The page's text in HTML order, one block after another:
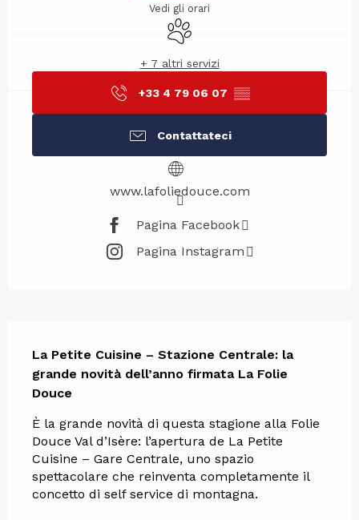
Vedi gli orari
Animali ammessi
+ 7 altri servizi
+33 4 79 06 07 ▒▒
Contattateci
www.lafoliedouce.com
Pagina Facebook
Pagina Instagram
La Petite Cuisine – Stazione Centrale: la
grande novità dell’anno firmata La Folie
Douce
È la grande novità di questa stagione alla Folie
Douce Val d’Isère: l’apertura de La Petite
Cuisine – Gare Centrale, uno spazio
spettacolare che reinventa completamente il
concetto di self service di montagna.